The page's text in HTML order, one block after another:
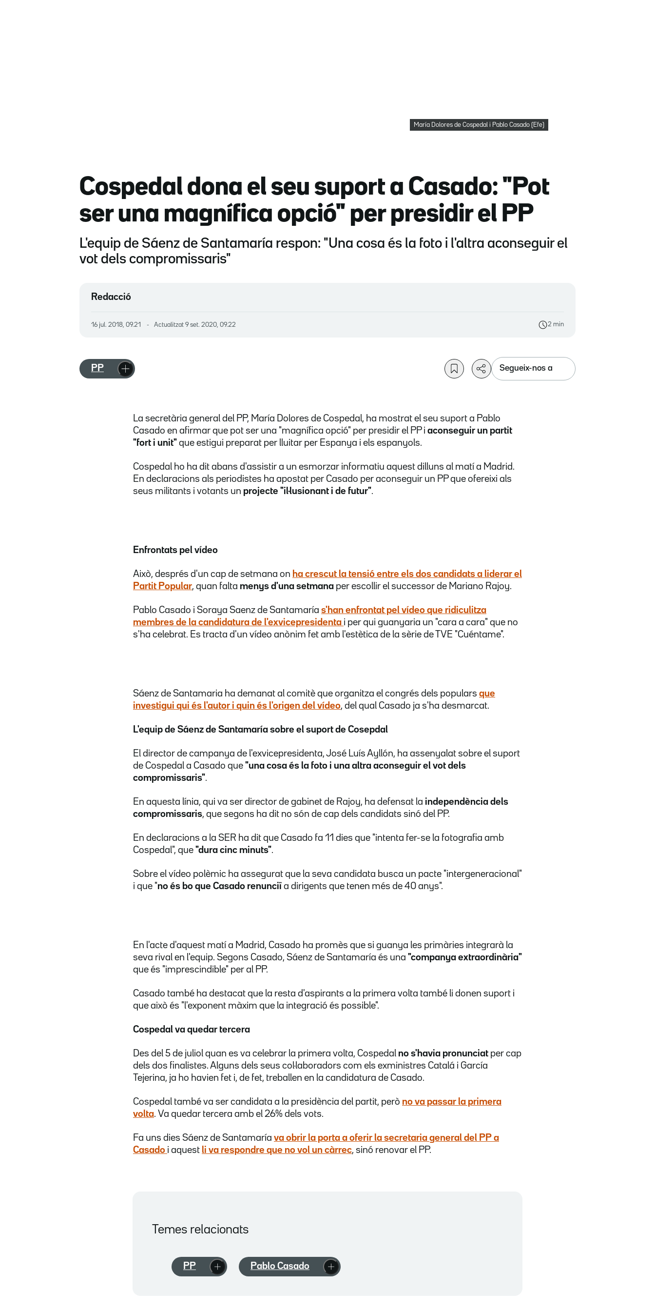
María Dolores de Cospedal i Pablo Casado (Efe)
Cospedal dona el seu suport a Casado: "Pot
ser una magnífica opció" per presidir el PP
L'equip de Sáenz de Santamaría respon: "Una cosa és la foto i l'altra aconseguir el
vot dels compromissaris"
Redacció
16 jul. 2018, 09.21 Actualitzat 9 set. 2020, 09.22 2 min
PP Segueix-nos a
La secretària general del PP, María Dolores de Cospedal, ha mostrat el seu suport a Pablo
Casado en afirmar que pot ser una "magnífica opció" per presidir el PP i aconseguir un partit
"fort i unit" que estigui preparat per lluitar per Espanya i els espanyols.
Cospedal ho ha dit abans d'assistir a un esmorzar informatiu aquest dilluns al matí a Madrid.
En declaracions als periodistes ha apostat per Casado per aconseguir un PP que ofereixi als
seus militants i votants un projecte "il·lusionant i de futur".
Enfrontats pel vídeo
Això, després d'un cap de setmana on ha crescut la tensió entre els dos candidats a liderar el
Partit Popular, quan falta menys d'una setmana per escollir el successor de Mariano Rajoy.
Pablo Casado i Soraya Saenz de Santamaría s'han enfrontat pel vídeo que ridiculitza
membres de la candidatura de l'exvicepresidenta i per qui guanyaria un "cara a cara" que no
s'ha celebrat. Es tracta d'un vídeo anònim fet amb l'estètica de la sèrie de TVE "Cuéntame".
Sáenz de Santamaria ha demanat al comitè que organitza el congrés dels populars que
investigui qui és l'autor i quin és l'origen del vídeo, del qual Casado ja s'ha desmarcat.
L'equip de Sáenz de Santamaría sobre el suport de Cosepdal
El director de campanya de l'exvicepresidenta, José Luís Ayllón, ha assenyalat sobre el suport
de Cospedal a Casado que "una cosa és la foto i una altra aconseguir el vot dels
compromissaris".
En aquesta línia, qui va ser director de gabinet de Rajoy, ha defensat la independència dels
compromissaris, que segons ha dit no són de cap dels candidats sinó del PP.
En declaracions a la SER ha dit que Casado fa 11 dies que "intenta fer-se la fotografia amb
Cospedal", que "dura cinc minuts".
Sobre el vídeo polèmic ha assegurat que la seva candidata busca un pacte "intergeneracional"
i que "no és bo que Casado renunciï a dirigents que tenen més de 40 anys".
En l'acte d'aquest matí a Madrid, Casado ha promès que si guanya les primàries integrarà la
seva rival en l'equip. Segons Casado, Sáenz de Santamaría és una "companya extraordinària"
que és "imprescindible" per al PP.
Casado també ha destacat que la resta d'aspirants a la primera volta també li donen suport i
que això és "l'exponent màxim que la integració és possible".
Cospedal va quedar tercera
Des del 5 de juliol quan es va celebrar la primera volta, Cospedal no s'havia pronunciat per cap
dels dos finalistes. Alguns dels seus col·laboradors com els exministres Catalá i García
Tejerina, ja ho havien fet i, de fet, treballen en la candidatura de Casado.
Cospedal també va ser candidata a la presidència del partit, però no va passar la primera
volta. Va quedar tercera amb el 26% dels vots.
Fa uns dies Sáenz de Santamaría va obrir la porta a oferir la secretaria general del PP a
Casado i aquest li va respondre que no vol un càrrec, sinó renovar el PP.
Temes relacionats
PP Pablo Casado